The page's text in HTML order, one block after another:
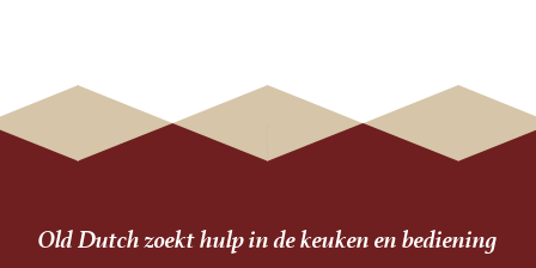
Old Dutch zoekt hulp in de keuken en bediening